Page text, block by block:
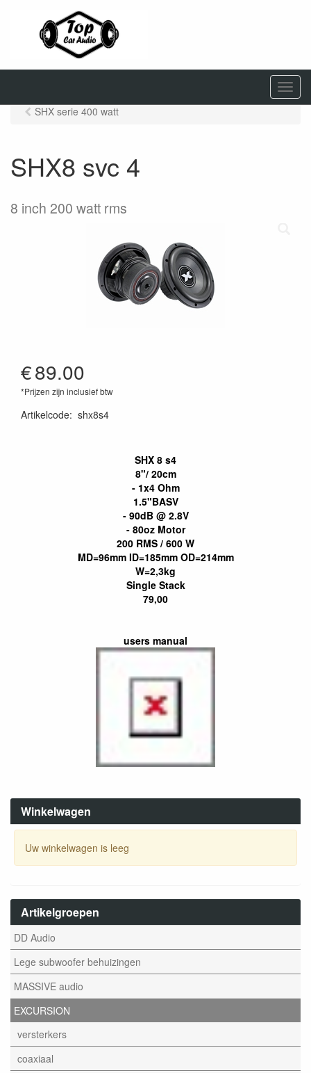
M
e
Winkelwagen
Uw winkelwagen is leeg
Artikelgroepen
DD Audio
Lege subwoofer behuizingen
MASSIVE audio
EXCURSION
versterkers
coaxiaal
SHX serie 400 watt
SHX8 svc 4
8 inch 200 watt rms
€89.00
*Prijzen zijn inclusief btw
Artikelcode: shx8s4
SHX 8 s4
8"/ 20cm
- 1x4 Ohm
1.5"BASV
- 90dB @ 2.8V
- 80oz Motor
200 RMS / 600 W
MD=96mm ID=185mm OD=214mm
W=2,3kg
Single Stack
79,00
users manual